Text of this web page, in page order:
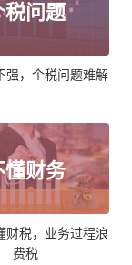
税问题
强，个税问题难解
懂财务
财税，业务过程浪
费税